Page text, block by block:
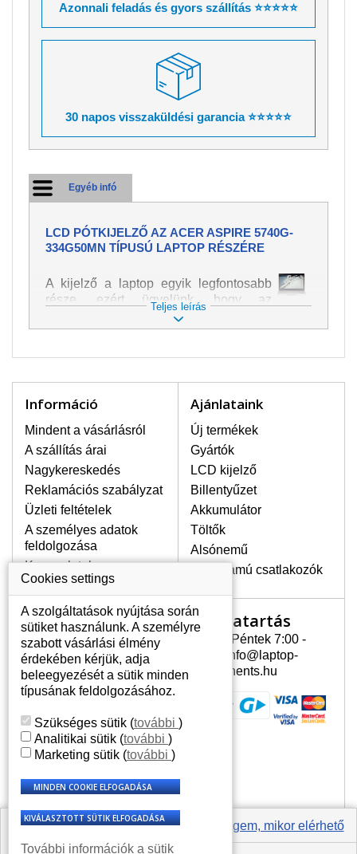
Értesíts engem, mikor elérhető
Azonnali feladás és gyors szállítás ⭐⭐⭐⭐⭐
30 napos visszaküldési garancia ⭐⭐⭐⭐⭐
Egyéb infó
LCD PÓTKIJELZŐ AZ ACER ASPIRE 5740G-
334G50MN TÍPUSÚ LAPTOP RÉSZÉRE
A kijelző a laptop egyik legfontosabb
része, ezért ügyelünk, hogy az
pótalkatrész a legjobb minőségű
legyen. A kép és szöveg különféle
laptoppal legnagyobb óvatossággal
bekövetkezett sérülések közé a
mechanikai sérüléseket lehet besorolni,
mint pl. széttört vagy megrepedt kijelző.
Továbbá még a függőleges csíkozást,
kijelző sötétségét, villogását vagy
egyenetlen fényességét.
LEGMAGASABB MINŐSÉGŰ
LCD KIJELZŐ!
A raktáron csakis eredeti
jótállás egész ideje alatt a pixelek
hibásodása nélkül, teljesítik az
A+ minőségi kategória igényes
feltételeit.
HOGYAN TUDJA MEGÁLLAPÍTANI
MILYEN KIJELZŐ SZÜKSÉGES A
A kijelzőt a laptop modeljle alapján lehet
kikeresni, amely megjelölés megtalálható
a laptop alulsó részén található címkén
ábrázolva van egy keretben vagy a
billentyűzetnél a vázon is. Abban az
esetben, amennyiben a sérült vagy
megrepedt kijelző le van szerelve, a típus
Teljes leírás
Információ
Mindent a vásárlásról
A szállítás árai
Nagykereskedés
Reklamációs szabályzat
Üzleti feltételek
A személyes adatok
feldolgozása
Kapcsolatok
Ajánlataink
Új termékek
Gyártók
LCD kijelző
Billentyűzet
Akkumulátor
Töltők
Alsónemű
Erősáramú csatlakozók
Az Ön számlája
Az Ön számlája
Személyes információk
Címek
Nyitvatartás
Hétfõ - Péntek 7:00 -
15:30 info@laptop-
components.hu
Cookies settings
A szolgáltatások nyújtása során
sütiket használunk. A személyre
szabott vásárlási élmény
érdekében kérjük, adja
beleegyezését a sütik minden
típusának feldolgozásához.
Szükséges sütik (további )
Analitikai sütik (további )
Marketing sütik (további )
További információk a sütik